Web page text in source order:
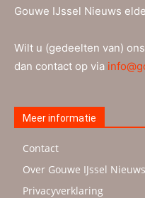
Gouwe IJssel Nieuws
Wilt u (gedeelten van)
dan contact op via
Meer informatie
Contact
Over Gouwe IJssel Nieuws
Privacyverklaring